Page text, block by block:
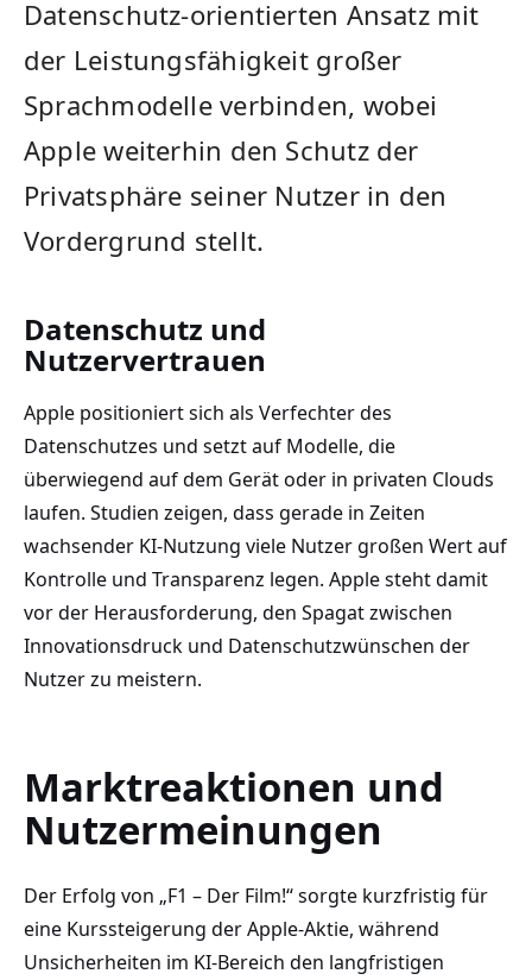
Datenschutz-orientierten Ansatz mit
der Leistungsfähigkeit großer
Sprachmodelle verbinden, wobei
Apple weiterhin den Schutz der
Privatsphäre seiner Nutzer in den
Vordergrund stellt.
Datenschutz und
Nutzervertrauen
Apple positioniert sich als Verfechter des
Datenschutzes und setzt auf Modelle, die
überwiegend auf dem Gerät oder in privaten Clouds
laufen. Studien zeigen, dass gerade in Zeiten
wachsender KI-Nutzung viele Nutzer großen Wert auf
Kontrolle und Transparenz legen. Apple steht damit
vor der Herausforderung, den Spagat zwischen
Innovationsdruck und Datenschutzwünschen der
Nutzer zu meistern.
Marktreaktionen und
Nutzermeinungen
Der Erfolg von „F1 – Der Film!“ sorgte kurzfristig für
eine Kurssteigerung der Apple-Aktie, während
Unsicherheiten im KI-Bereich den langfristigen